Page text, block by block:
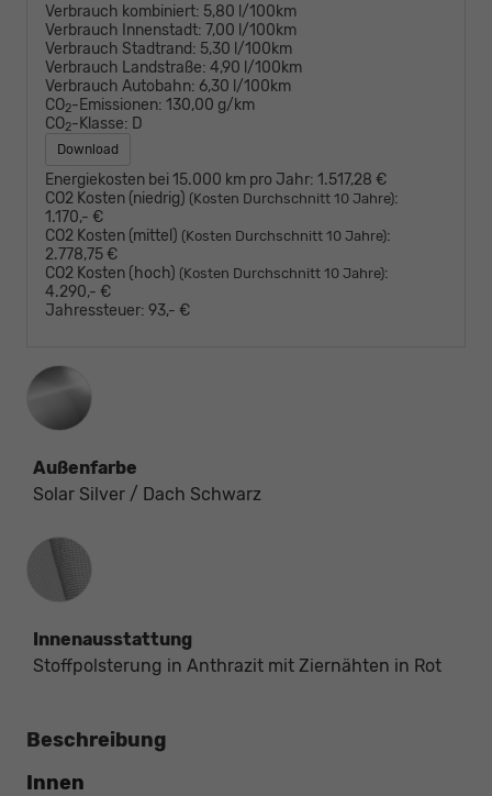
Verbrauch kombiniert: 5,80 l/100km
Verbrauch Innenstadt: 7,00 l/100km
Verbrauch Stadtrand: 5,30 l/100km
Verbrauch Landstraße: 4,90 l/100km
Verbrauch Autobahn: 6,30 l/100km
CO2-Emissionen: 130,00 g/km
CO2-Klasse: D
Download
Energiekosten bei 15.000 km pro Jahr: 1.517,28 €
CO2 Kosten (niedrig) (Kosten Durchschnitt 10 Jahre):
1.170,- €
CO2 Kosten (mittel) (Kosten Durchschnitt 10 Jahre):
2.778,75 €
CO2 Kosten (hoch) (Kosten Durchschnitt 10 Jahre):
4.290,- €
Jahressteuer: 93,- €
Außenfarbe
Solar Silver / Dach Schwarz
Innenausstattung
Innenausstattung
Stoffpolsterung in Anthrazit mit Ziernähten in Rot
Beschreibung
Innen